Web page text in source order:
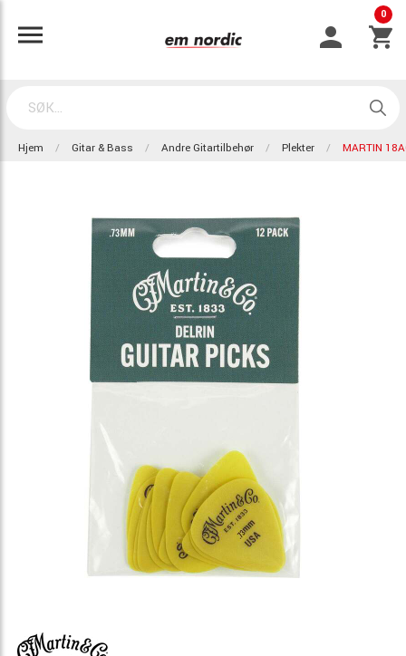
0
Hjem Gitar & Bass Andre Gitartilbehør Plekter MARTIN